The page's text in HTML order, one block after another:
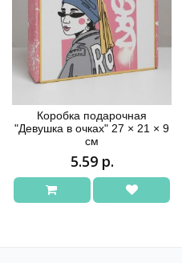
Коробка подарочная
"Девушка в очках" 27 × 21 × 9
см
5.59 р.